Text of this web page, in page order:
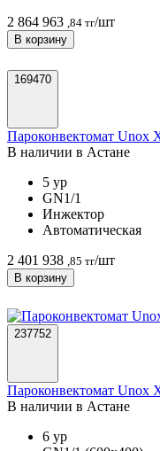
2 864 963 ,84 тг/шт
В корзину
169470
Пароконвектомат Unox
В наличии в Астанe
5 ур
GN1/1
Инжектор
Автоматическая
2 401 938 ,85 тг/шт
В корзину
237752
Пароконвектомат Unox
В наличии в Астанe
6 ур